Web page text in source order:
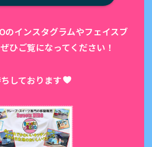
のインスタグラムやフェイスブ
ひご覧になってください！
しております